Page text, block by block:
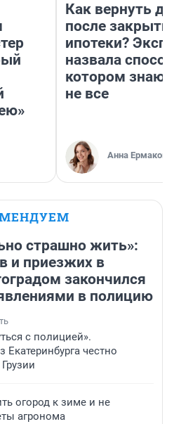
Как вернуть
после
ипотеки?
назвала
котором
не все
Анна Ермакова
страшно жить»:
и приезжих в
закончился
в полицию
с полицией».
честно
огород к зиме и не
агронома